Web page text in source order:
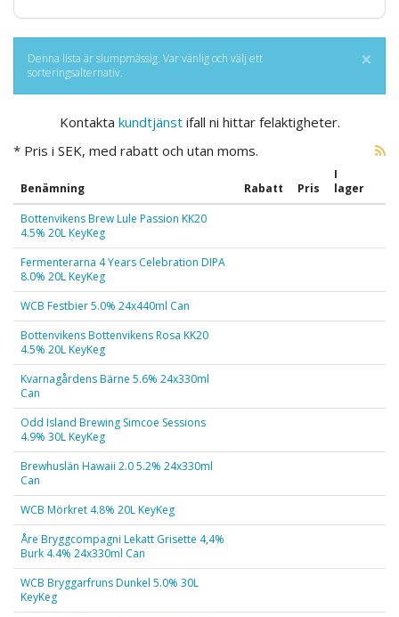
×
Denna lista är slumpmässig. Var vänlig och välj ett
sorteringsalternativ.
Kontakta kundtjänstifall ni hittar felaktigheter.
* Pris i SEK, med rabatt och utan moms.
Benämning Rabatt Pris
I
lager
Bottenvikens Brew Lule Passion KK20
4.5% 20L KeyKeg
Fermenterarna 4 Years Celebration DIPA
8.0% 20L KeyKeg
WCB Festbier 5.0% 24x440ml Can
Bottenvikens Bottenvikens Rosa KK20
4.5% 20L KeyKeg
Kvarnagårdens Bärne 5.6% 24x330ml
Can
Odd Island Brewing Simcoe Sessions
4.9% 30L KeyKeg
Brewhuslän Hawaii 2.0 5.2% 24x330ml
Can
WCB Mörkret 4.8% 20L KeyKeg
Åre Bryggcompagni Lekatt Grisette 4,4%
Burk 4.4% 24x330ml Can
WCB Bryggarfruns Dunkel 5.0% 30L
KeyKeg